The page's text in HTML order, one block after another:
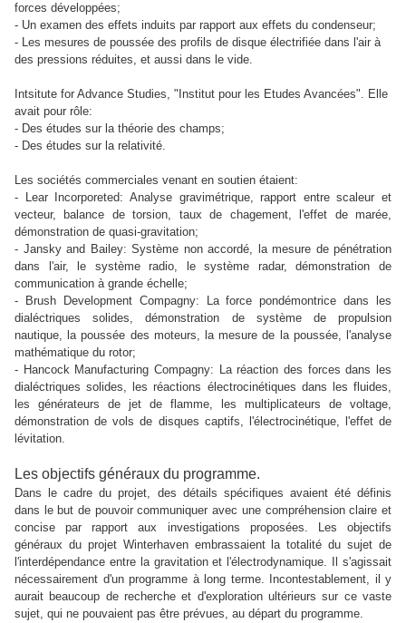
forces développées;
- Un examen des effets induits par rapport aux effets du condenseur;
- Les mesures de poussée des profils de disque électrifiée dans l'air à
des pressions réduites, et aussi dans le vide.
Intsitute for Advance Studies, "Institut pour les Etudes Avancées". Elle
avait pour rôle:
- Des études sur la théorie des champs;
- Des études sur la relativité.
Les sociétés commerciales venant en soutien étaient:
- Lear Incorporeted: Analyse gravimétrique, rapport entre scaleur et
vecteur, balance de torsion, taux de chagement, l'effet de marée,
démonstration de quasi-gravitation;
- Jansky and Bailey: Système non accordé, la mesure de pénétration
dans l'air, le système radio, le système radar, démonstration de
communication à grande échelle;
- Brush Development Compagny: La force pondémontrice dans les
dialéctriques solides, démonstration de système de propulsion
nautique, la poussée des moteurs, la mesure de la poussée, l'analyse
mathématique du rotor;
- Hancock Manufacturing Compagny: La réaction des forces dans les
dialéctriques solides, les réactions électrocinétiques dans les fluides,
les générateurs de jet de flamme, les multiplicateurs de voltage,
démonstration de vols de disques captifs, l'électrocinétique, l'effet de
lévitation.
Les objectifs généraux du programme.
Dans le cadre du projet, des détails spécifiques avaient été définis
dans le but de pouvoir communiquer avec une compréhension claire et
concise par rapport aux investigations proposées. Les objectifs
généraux du projet Winterhaven embrassaient la totalité du sujet de
l'interdépendance entre la gravitation et l'électrodynamique. Il s'agissait
nécessairement d'un programme à long terme. Incontestablement, il y
aurait beaucoup de recherche et d'exploration ultérieurs sur ce vaste
sujet, qui ne pouvaient pas être prévues, au départ du programme.